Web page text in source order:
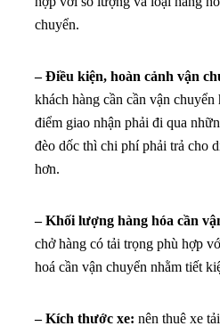
chuyển.
– Điều kiện, hoàn cảnh vận
khách hàng cần cần vận
điểm giao nhận phải đi qua
đèo dốc thì chi phí phải trả cho
hơn.
– Khối lượng hàng hóa cần
chở hàng có tải trọng phù hợp
hoá cần vận chuyển nhằm tiết
– Kích thước xe: nên thuê xe